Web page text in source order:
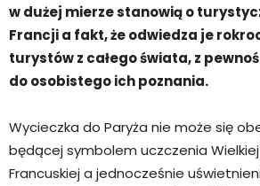
w dużej mierze stanowią o
Francji a fakt, że odwiedza je
turystów z całego świata, z
do osobistego ich poznania.
Wycieczka do Paryża nie może się
będącej symbolem uczczenia
Francuskiej a jednocześnie